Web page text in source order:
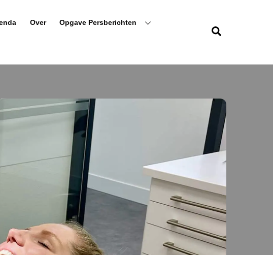
Over Opgave Persberichten